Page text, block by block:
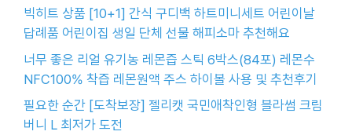
빅히트 상품 [10+1] 간식 구디백 하트미니세트 어린이날
답례품 어린이집 생일 단체 선물 해피소마 추천해요
너무 좋은 리얼 유기농 레몬즙 스틱 6박스(84포) 레몬수
NFC100% 착즙 레몬원액 주스 하이볼 사용 및 추천후기
필요한 순간 [도착보장] 젤리캣 국민애착인형 블라썸 크림
버니 L 최저가 도전